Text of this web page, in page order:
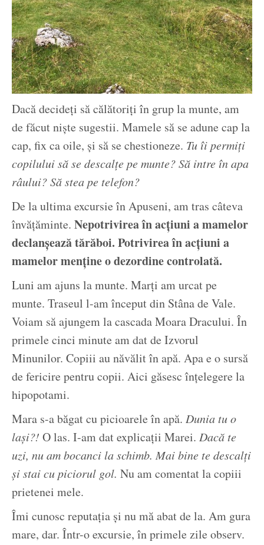
Dacă decideți să călătoriți în grup la munte, am
de făcut niște sugestii. Mamele să se adune cap la
cap, fix ca oile, și să se chestioneze. Tu îi permiți
copilului să se descalțe pe munte? Să intre în apa
râului? Să stea pe telefon?
De la ultima excursie în Apuseni, am tras câteva
învățăminte. Nepotrivirea în acțiuni a mamelor
declanșează tărăboi. Potrivirea în acțiuni a
mamelor menține o dezordine controlată.
Luni am ajuns la munte. Marți am urcat pe
munte. Traseul l-am început din Stâna de Vale.
Voiam să ajungem la cascada Moara Dracului. În
primele cinci minute am dat de Izvorul
Minunilor. Copiii au năvălit în apă. Apa e o sursă
de fericire pentru copii. Aici găsesc înțelegere la
hipopotami.
Mara s-a băgat cu picioarele în apă. Dunia tu o
lași?! O las. I-am dat explicații Marei. Dacă te
uzi, nu am bocanci la schimb. Mai bine te descalți
și stai cu piciorul gol. Nu am comentat la copiii
prietenei mele.
Îmi cunosc reputația și nu mă abat de la. Am gura
mare, dar. Într-o excursie, în primele zile observ.